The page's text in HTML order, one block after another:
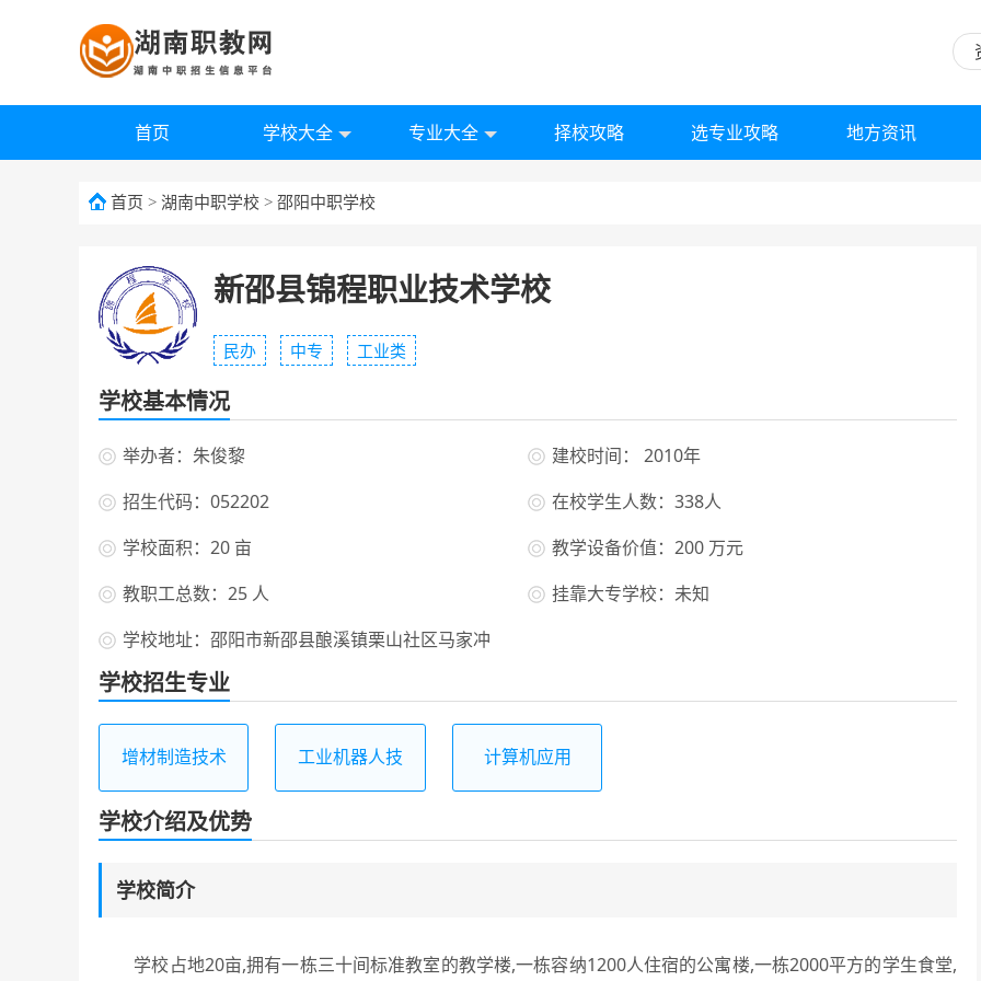
首页 学校大全 专业大全 择校攻略 选专业攻略 地方资讯
首页 > 湖南中职学校 > 邵阳中职学校
新邵县锦程职业技术学校
民办 中专 工业类
学校基本情况
举办者：朱俊黎
建校时间： 2010年
招生代码：052202
在校学生人数：338人
学校面积：20 亩
教学设备价值：200 万元
教职工总数：25 人
挂靠大专学校：未知
学校地址：邵阳市新邵县酿溪镇栗山社区马家冲
学校招生专业
增材制造技术
工业机器人技
计算机应用
学校介绍及优势
学校简介
学校占地20亩,拥有一栋三十间标准教室的教学楼,一栋容纳1200人住宿的公寓楼,一栋2000平方的学生食堂,